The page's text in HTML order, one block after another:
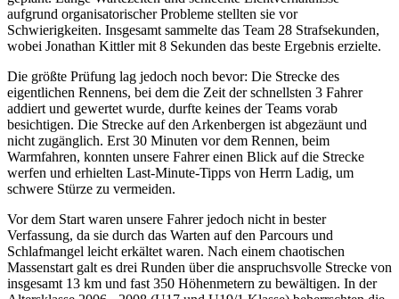
aufgrund organisatorischer Probleme stellten sie vor
Schwierigkeiten. Insgesamt sammelte das Team 28 Strafsekunden,
wobei Jonathan Kittler mit 8 Sekunden das beste Ergebnis erzielte.
Die größte Prüfung lag jedoch noch bevor: Die Strecke des
eigentlichen Rennens, bei dem die Zeit der schnellsten 3 Fahrer
addiert und gewertet wurde, durfte keines der Teams vorab
besichtigen. Die Strecke auf den Arkenbergen ist abgezäunt und
nicht zugänglich. Erst 30 Minuten vor dem Rennen, beim
Warmfahren, konnten unsere Fahrer einen Blick auf die Strecke
werfen und erhielten Last-Minute-Tipps von Herrn Ladig, um
schwere Stürze zu vermeiden.
Vor dem Start waren unsere Fahrer jedoch nicht in bester
Verfassung, da sie durch das Warten auf den Parcours und
Schlafmangel leicht erkältet waren. Nach einem chaotischen
Massenstart galt es drei Runden über die anspruchsvolle Strecke von
insgesamt 13 km und fast 350 Höhenmetern zu bewältigen. In der